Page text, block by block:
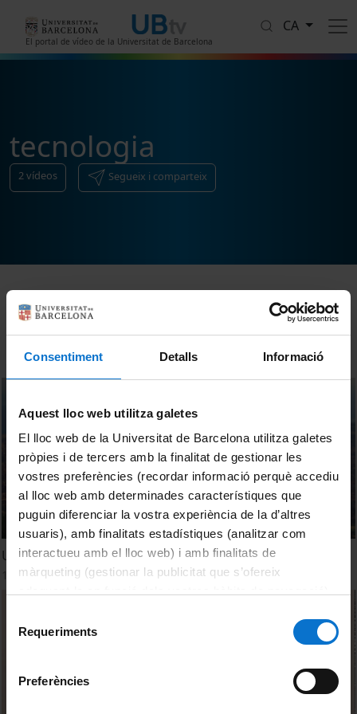
Consentiment Detalls Informació
Aquest lloc web utilitza galetes
El lloc web de la Universitat de Barcelona utilitza galetes
pròpies i de tercers amb la finalitat de gestionar les
vostres preferències (recordar informació perquè accediu
al lloc web amb determinades característiques que
puguin diferenciar la vostra experiència de la d’altres
usuaris), amb finalitats estadístiques (analitzar com
interactueu amb el lloc web) i amb finalitats de
màrqueting (gestionar la publicitat que s’ofereix
consultar laPolítica de galetes del lloc web de la
Requeriments
Preferències
El portal de vídeo de la Universitat de Barcelona
CA
tecnologia
2vídeos Segueix i comparteix
Ordenar
Universo sostenible: ¿El futuro es accesible?
10 octubre, 2018